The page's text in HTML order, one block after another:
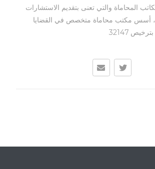
المحاماة والتي تعنى بتقديم الاستشارات
أسس مكتب محاماة متخصص في القضايا
32147